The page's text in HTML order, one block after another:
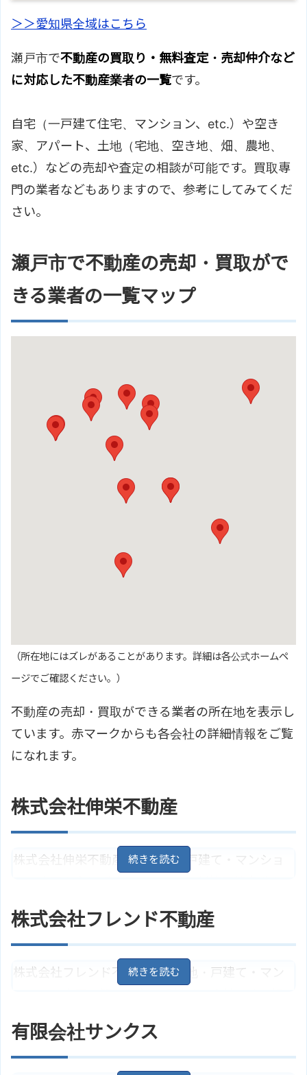
＞＞愛知県全域はこちら
瀬戸市で不動産の買取り・無料査定・売却仲介など
に対応した不動産業者の一覧です。
自宅（一戸建て住宅、マンション、etc.）や空き
家、アパート、土地（宅地、空き地、畑、農地、
etc.）などの売却や査定の相談が可能です。買取専
門の業者などもありますので、参考にしてみてくだ
さい。
瀬戸市で不動産の売却・買取がで
きる業者の一覧マップ
（所在地にはズレがあることがあります。詳細は各公式ホームペ
ージでご確認ください。）
不動産の売却・買取ができる業者の所在地を表示し
ています。赤マークからも各会社の詳細情報をご覧
になれます。
株式会社伸栄不動産
株式会社伸栄不動産は、土地・戸建て・マンショ
宅融資、税金などの相談も合わせて行っていま
す。
愛知県瀬戸市山口町277
分
ホームページ
株式会社伸栄不動産のサイトはこ
ちら
株式会社フレンド不動産
株式会社フレンド不動産は、土地・戸建て・マン
り。空き家対策、不動産の有効活用なども得意。
全ての作業を秘密厳守で行っています。
有限会社サンクス